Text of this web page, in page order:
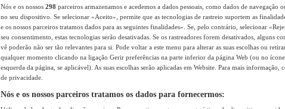
Nós e os nossos 298 parceiros armazenamos e acedemos a dados pessoais, como dados de navegação
no seu dispositivo. Se selecionar «Aceito», permite que as tecnologias de rastreio suportem as
e os nossos parceiros tratamos dados para as seguintes finalidades». Se, pelo contrário, selecionar
seu consentimento, estas tecnologias serão desativadas. Se os rastreadores forem desativados, alguns
vê poderão não ser tão relevantes para si. Pode voltar a este menu para alterar as suas escolhas ou
qualquer momento clicando na ligação Gerir preferências na parte inferior da página Web (ou no
esquerda da página, se aplicável). As suas escolhas serão aplicadas em Website. Para mais informação,
de privacidade.
Nós e os nossos parceiros tratamos os dados para fornecermos: